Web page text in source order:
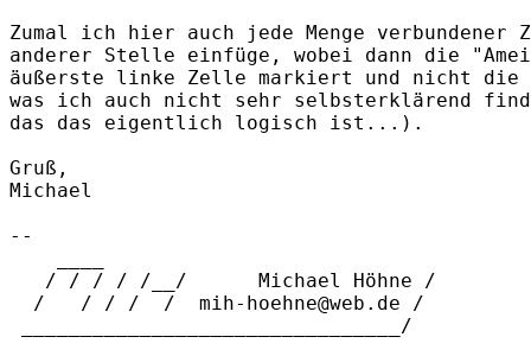
Zumal ich hier auch jede Menge verbundener
anderer Stelle einfüge, wobei dann die
äußerste linke Zelle markiert und nicht die
was ich auch nicht sehr selbsterklärend
das das eigentlich logisch ist...).
Gruß,
Michael
--
   / / / / /__/      Michael Höhne /
  /   / / /  /  mih-hoehne@web.de /
________________________________/